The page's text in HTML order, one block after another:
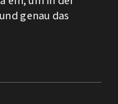
genau das